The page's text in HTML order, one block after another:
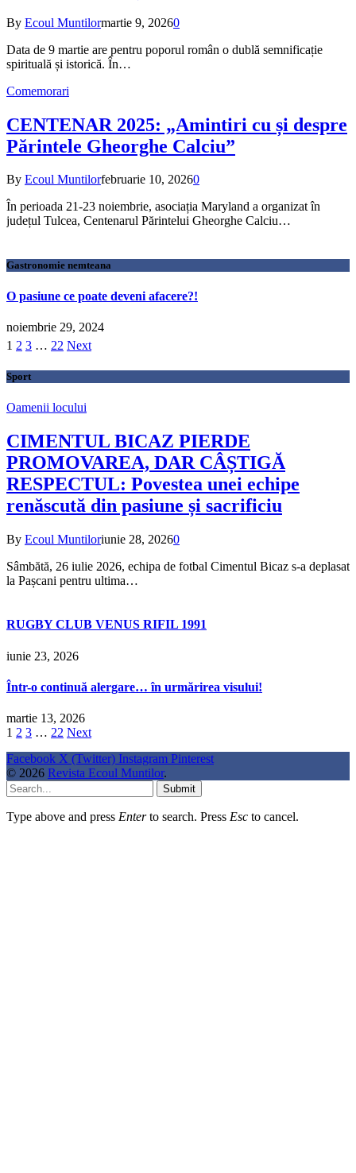
By Ecoul Muntilormartie 9, 20260
Data de 9 martie are pentru poporul român o dublă semnificație
spirituală și istorică. În…
Comemorari
CENTENAR 2025: „Amintiri cu și despre
Părintele Gheorghe Calciu”
By Ecoul Muntilorfebruarie 10, 20260
În perioada 21-23 noiembrie, asociația Maryland a organizat în
județul Tulcea, Centenarul Părintelui Gheorghe Calciu…
Gastronomie nemteana
O pasiune ce poate deveni afacere?!
noiembrie 29, 2024
1 2 3 … 22 Next
Sport
Oamenii locului
CIMENTUL BICAZ PIERDE
PROMOVAREA, DAR CÂȘTIGĂ
RESPECTUL: Povestea unei echipe
renăscută din pasiune și sacrificiu
By Ecoul Muntiloriunie 28, 20260
Sâmbătă, 26 iulie 2026, echipa de fotbal Cimentul Bicaz s-a deplasat
la Pașcani pentru ultima…
RUGBY CLUB VENUS RIFIL 1991
iunie 23, 2026
Într-o continuă alergare… în urmărirea visului!
martie 13, 2026
1 2 3 … 22 Next
Facebook X (Twitter) Instagram Pinterest
© 2026 Revista Ecoul Muntilor.
Submit
Type above and press Enterto search. Press Esc to cancel.